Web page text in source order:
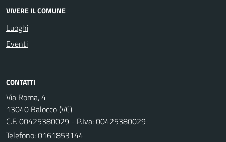
VIVERE IL COMUNE
Luoghi
Eventi
CONTATTI
Via Roma, 4
13040 Balocco (VC)
C.F. 00425380029 - P.Iva: 00425380029
Telefono:0161853144